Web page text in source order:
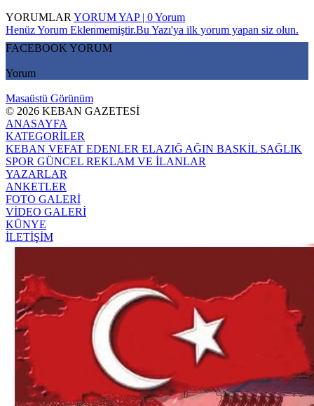
YORUMLAR YORUM YAP | 0 Yorum
Henüz Yorum Eklenmemiştir.Bu Yazı'ya ilk yorum yapan siz olun.
FACEBOOK YORUM
Yorum
Masaüstü Görünüm
© 2026 KEBAN GAZETESİ
ANASAYFA
KATEGORİLER
KEBAN VEFAT EDENLER ELAZIĞ AĞIN BASKİL SAĞLIK
SPOR GÜNCEL REKLAM VE İLANLAR
YAZARLAR
ANKETLER
FOTO GALERİ
VİDEO GALERİ
KÜNYE
İLETİŞİM